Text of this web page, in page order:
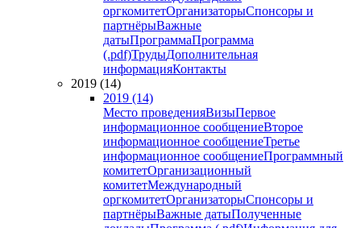
оргкомитетОрганизаторыСпонсоры и
партнёрыВажные
датыПрограммаПрограмма
(.pdf)ТрудыДополнительная
информацияКонтакты
2019 (14)
2019 (14)
Место проведенияВизыПервое
информационное сообщениеВторое
информационное сообщениеТретье
информационное сообщениеПрограммный
комитетОрганизационный
комитетМеждународный
оргкомитетОрганизаторыСпонсоры и
партнёрыВажные датыПолученные